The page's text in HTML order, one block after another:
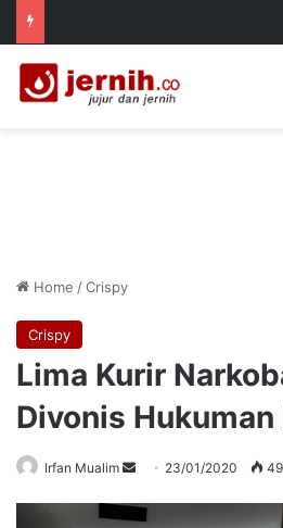
Home /Crispy
Crispy
Lima Kurir
Divonis Hukuman
Irfan Mualim
Send
email
23/01/2020 49